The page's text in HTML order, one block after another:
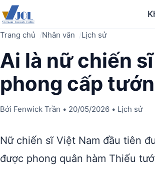
Trang chủ Nhân văn Lịch sử
Ai là nữ chiến
phong cấp
Bởi Fenwick Trần • 20/05/2026 • Lịch sử
Nữ chiến sĩ Việt Nam đầu tiên
được phong quân hàm Thiếu